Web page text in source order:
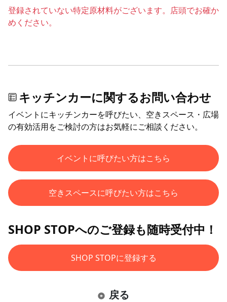
登録されていない特定原材料がございます。店頭でお確か
めください。
キッチンカーに関するお問い合わせ
イベントにキッチンカーを呼びたい、空きスペース・広場
の有効活用をご検討の方はお気軽にご相談ください。
イベントに呼びたい方はこちら
空きスペースに呼びたい方はこちら
SHOP STOPへのご登録も随時受付中！
SHOP STOPに登録する
戻る